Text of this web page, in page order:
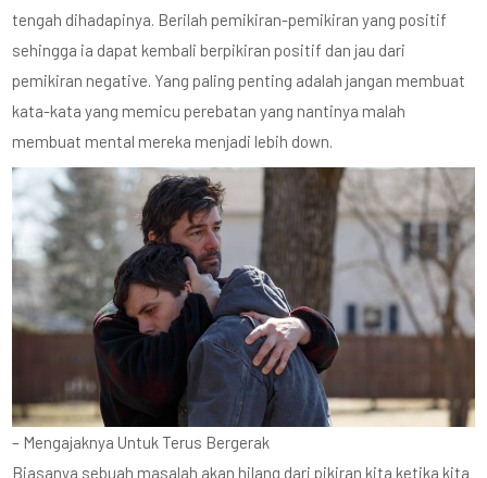
tengah dihadapinya. Berilah pemikiran-pemikiran yang positif
sehingga ia dapat kembali berpikiran positif dan jau dari
pemikiran negative. Yang paling penting adalah jangan membuat
kata-kata yang memicu perebatan yang nantinya malah
membuat mental mereka menjadi lebih down.
– Mengajaknya Untuk Terus Bergerak
Biasanya sebuah masalah akan hilang dari pikiran kita ketika kita